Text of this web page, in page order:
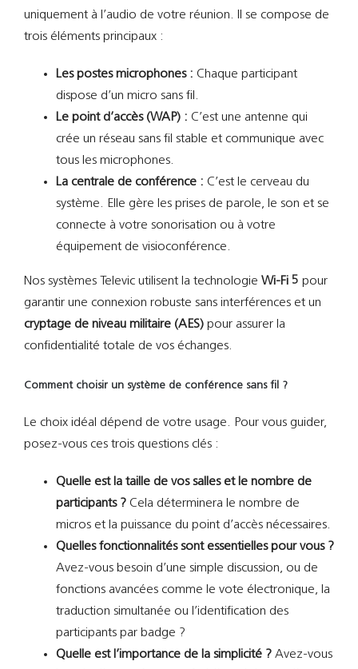
uniquement à l’audio de votre réunion. Il se compose de
trois éléments principaux :
Les postes microphones : Chaque participant
dispose d’un micro sans fil.
Le point d’accès (WAP) : C’est une antenne qui
crée un réseau sans fil stable et communique avec
tous les microphones.
La centrale de conférence : C’est le cerveau du
système. Elle gère les prises de parole, le son et se
connecte à votre sonorisation ou à votre
équipement de visioconférence.
Nos systèmes Televic utilisent la technologie Wi-Fi 5 pour
garantir une connexion robuste sans interférences et un
cryptage de niveau militaire (AES) pour assurer la
confidentialité totale de vos échanges.
Comment choisir un système de conférence sans fil ?
Le choix idéal dépend de votre usage. Pour vous guider,
posez-vous ces trois questions clés :
Quelle est la taille de vos salles et le nombre de
participants ? Cela déterminera le nombre de
micros et la puissance du point d’accès nécessaires.
Quelles fonctionnalités sont essentielles pour vous ?
Avez-vous besoin d’une simple discussion, ou de
fonctions avancées comme le vote électronique, la
traduction simultanée ou l’identification des
participants par badge ?
Quelle est l’importance de la simplicité ? Avez-vous